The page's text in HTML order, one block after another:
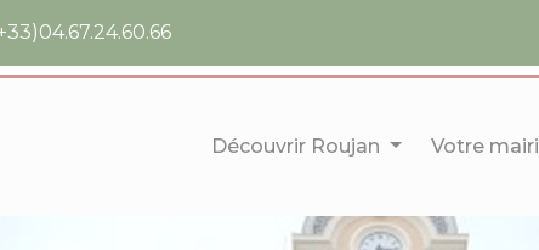
Découvrir Roujan Votre